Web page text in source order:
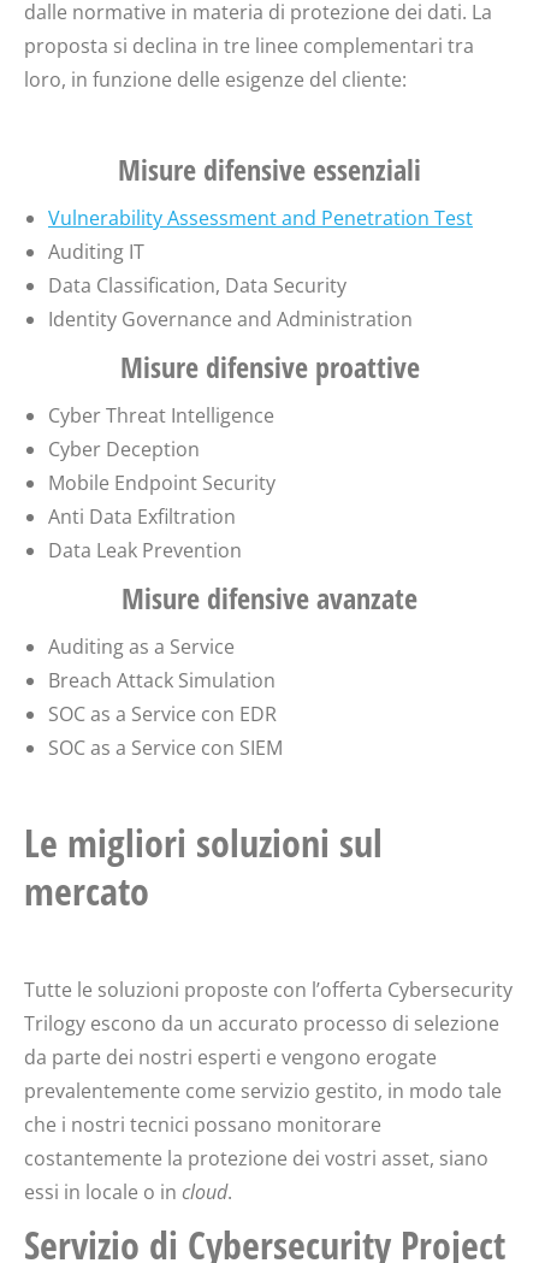
dalle normative in materia di protezione dei dati. La
proposta si declina in tre linee complementari tra
loro, in funzione delle esigenze del cliente:
Misure difensive essenziali
Vulnerability Assessment and Penetration Test
Auditing IT
Data Classification, Data Security
Identity Governance and Administration
Misure difensive proattive
Cyber Threat Intelligence
Cyber Deception
Mobile Endpoint Security
Anti Data Exfiltration
Data Leak Prevention
Misure difensive avanzate
Auditing as a Service
Breach Attack Simulation
SOC as a Service con EDR
SOC as a Service con SIEM
Le migliori soluzioni sul
mercato
Tutte le soluzioni proposte con l’offerta Cybersecurity
Trilogy escono da un accurato processo di selezione
da parte dei nostri esperti e vengono erogate
prevalentemente come servizio gestito, in modo tale
che i nostri tecnici possano monitorare
costantemente la protezione dei vostri asset, siano
essi in locale o in cloud.
Servizio di Cybersecurity Project